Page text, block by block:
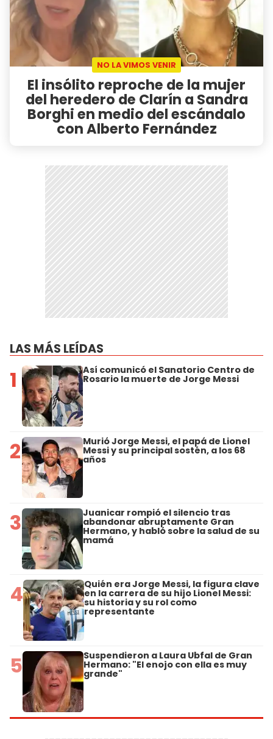
NO LA VIMOS VENIR
El insólito reproche de la mujer
del heredero de Clarín a Sandra
Borghi en medio del escándalo
con Alberto Fernández
LAS MÁS LEÍDAS
1 Así comunicó el Sanatorio Centro de
Rosario la muerte de Jorge Messi
2 Murió Jorge Messi, el papá de Lionel
Messi y su principal sostén, a los 68
años
3 Juanicar rompió el silencio tras
abandonar abruptamente Gran
Hermano, y habló sobre la salud de su
mamá
4 Quién era Jorge Messi, la figura clave
en la carrera de su hijo Lionel Messi:
su historia y su rol como
representante
5 Suspendieron a Laura Ubfal de Gran
Hermano: "El enojo con ella es muy
grande"